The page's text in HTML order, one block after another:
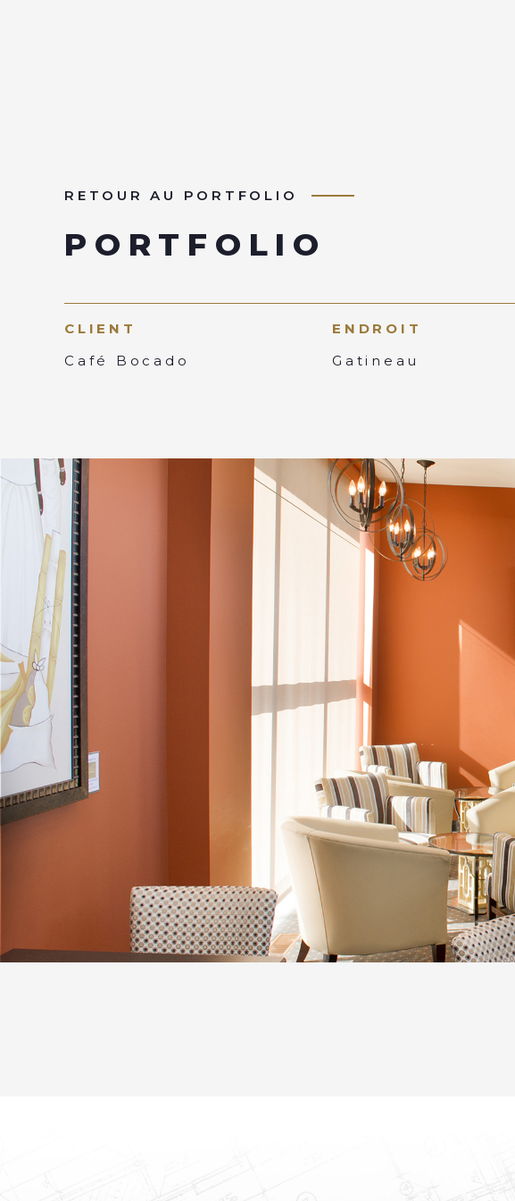
RETOUR AU PORTFOLIO
PORTFOLIO
CLIENT
Café Bocado
ENDROIT
Gatineau